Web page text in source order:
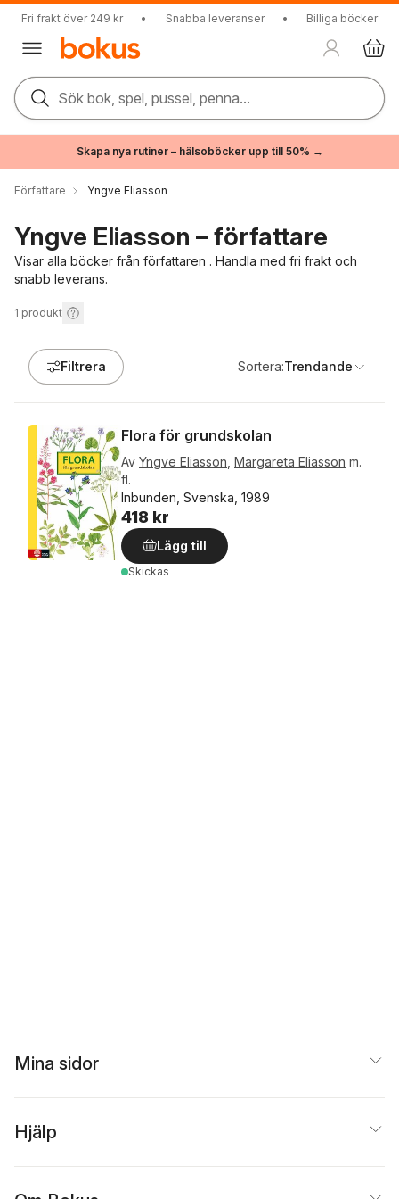
Fri frakt över 249 kr • Snabba leveranser • Billiga böcker
Sök bok, spel, pussel, penna...
Skapa nya rutiner – hälsoböcker upp till 50% →
Författare Yngve Eliasson
Yngve Eliasson – författare
Visar alla böcker från författaren . Handla med fri frakt och
snabb leverans.
1 produkt
Filtrera Sortera:Trendande
Flora för grundskolan
Av Yngve Eliasson Margareta Eliasson m.
fl.
Inbunden, Svenska, 1989
418 kr
Lägg till
Skickas
Mina sidor
Hjälp